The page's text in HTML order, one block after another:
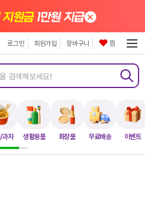
과자 생활용품 화장품 무료배송 이벤트
지원금1만원 지급×
로그인 회원가입 장바구니 찜